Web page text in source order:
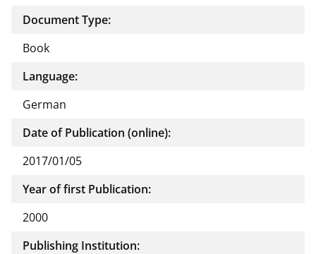
Document Type:
Book
Language:
German
Date of Publication (online):
2017/01/05
Year of first Publication:
2000
Publishing Institution: